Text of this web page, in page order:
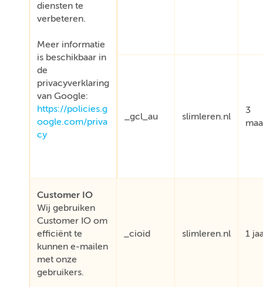
diensten te
verbeteren.
Meer informatie
is beschikbaar in
de
privacyverklaring
van Google:
https://policies.g
oogle.com/priva
cy
_gcl_au slimleren.nl
3
Customer IO
Wij gebruiken
Customer IO om
efficiënt te
kunnen e-mailen
met onze
gebruikers.
_cioid slimleren.nl 1